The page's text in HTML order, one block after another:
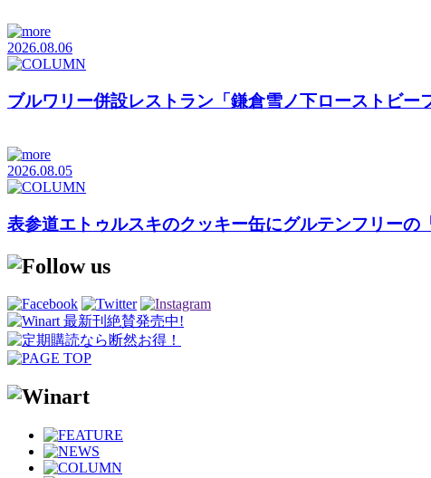
2026.08.06
ブルワリー併設レストラン「鎌倉雪ノ下ローストビー
2026.08.05
表参道エトゥルスキのクッキー缶にグルテンフリーの